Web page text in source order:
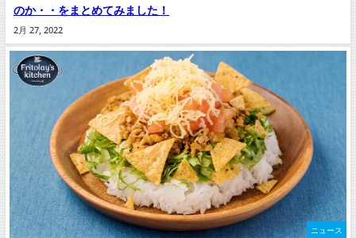
のか・・をまとめてみました！
2月 27, 2022
ニュース